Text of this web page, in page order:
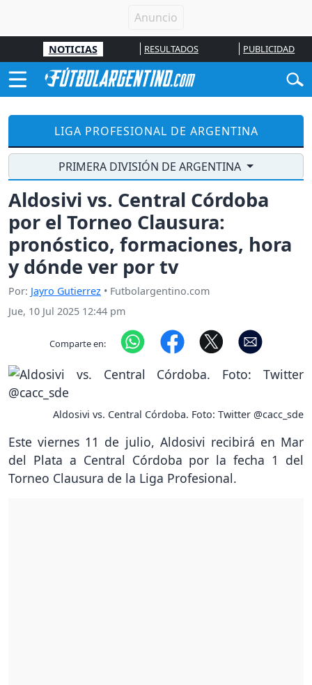
NOTICIAS RESULTADOS PUBLICIDAD
LIGA PROFESIONAL DE ARGENTINA
PRIMERA DIVISIÓN DE ARGENTINA
Aldosivi vs. Central Córdoba
por el Torneo Clausura:
pronóstico, formaciones, hora
y dónde ver por tv
Por: Jayro Gutierrez • Futbolargentino.com
Jue, 10 Jul 2025 12:44 pm
Comparte en:
Aldosivi vs. Central Córdoba. Foto: Twitter @cacc_sde
Este viernes 11 de julio, Aldosivi recibirá en Mar
del Plata a Central Córdoba por la fecha 1 del
Torneo Clausura de la Liga Profesional.